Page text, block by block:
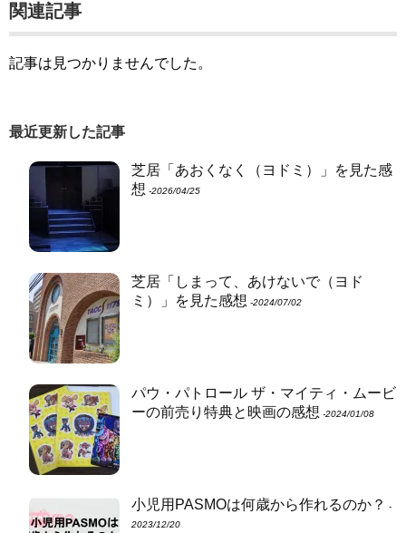
関連記事
記事は見つかりませんでした。
最近更新した記事
芝居「あおくなく（ヨドミ）」を見た感
想 ‐2026/04/25
芝居「しまって、あけないで（ヨド
ミ）」を見た感想 ‐2024/07/02
パウ・パトロール ザ・マイティ・ムービ
ーの前売り特典と映画の感想 ‐2024/01/08
小児用PASMOは何歳から作れるのか？
‐
2023/12/20